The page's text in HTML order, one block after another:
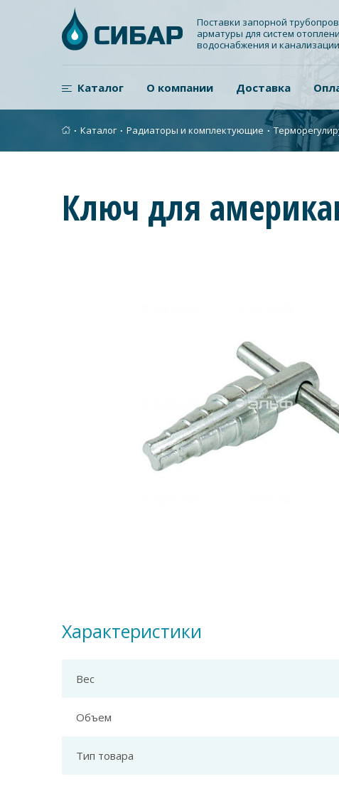
Поставки запорной
арматуры для систем
водоснабжения и канализации
Каталог О компании Доставка
∙ Каталог ∙ Радиаторы и комплектующие ∙
Ключ для
Характеристики
Вес
Объем
Тип товара